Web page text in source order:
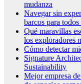
mudanza
Navegar sin
barcos para
Qué maravillas
los exploradores
Cómo detectar
Signature
Sustainability
Mejor empresa